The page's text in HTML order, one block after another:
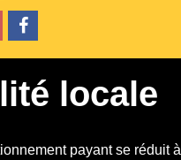
locale
payant se réduit à